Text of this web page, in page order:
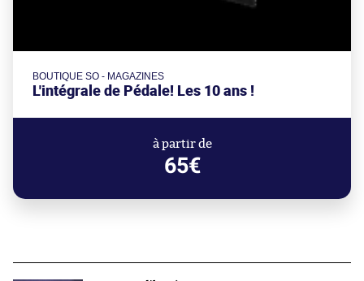
BOUTIQUE SO - MAGAZINES
L'intégrale de Pédale! Les 10 ans !
à partir de
65€